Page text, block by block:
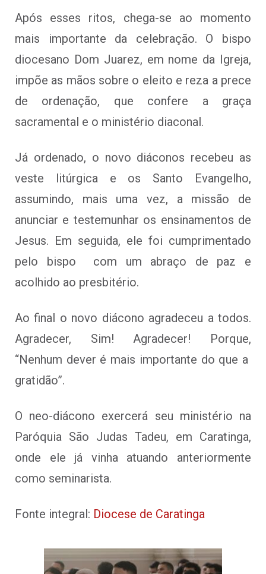
Após esses ritos, chega-se ao momento
mais importante da celebração. O bispo
diocesano Dom Juarez, em nome da Igreja,
impõe as mãos sobre o eleito e reza a prece
de ordenação, que confere a graça
sacramental e o ministério diaconal.
Já ordenado, o novo diáconos recebeu as
veste litúrgica e os Santo Evangelho,
assumindo, mais uma vez, a missão de
anunciar e testemunhar os ensinamentos de
Jesus. Em seguida, ele foi cumprimentado
pelo bispo com um abraço de paz e
acolhido ao presbitério.
Ao final o novo diácono agradeceu a todos.
Agradecer, Sim! Agradecer! Porque,
“Nenhum dever é mais importante do que a
gratidão”.
O neo-diácono exercerá seu ministério na
Paróquia São Judas Tadeu, em Caratinga,
onde ele já vinha atuando anteriormente
como seminarista.
Fonte integral: Diocese de Caratinga